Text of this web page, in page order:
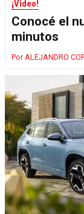
¡Video!
Conocé el
minutos
ALEJANDRO